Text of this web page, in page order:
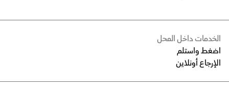
الخدمات داخل المحل
اضغط واستلم
الإرجاع أونلاين